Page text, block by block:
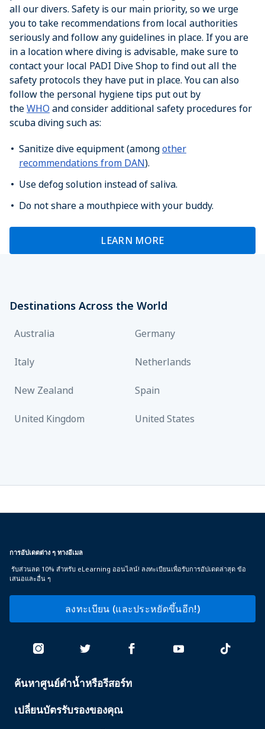
all our divers. Safety is our main priority, so we urge
you to take recommendations from local authorities
seriously and follow any guidelines in place. If you are
in a location where diving is advisable, make sure to
contact your local PADI Dive Shop to find out all the
safety protocols they have put in place. You can also
follow the personal hygiene tips put out by
theWHO and consider additional safety procedures for
scuba diving such as:
Sanitize dive equipment (amongother
recommendations from DAN).
Use defog solution instead of saliva.
Do not share a mouthpiece with your buddy.
LEARN MORE
Destinations Across the World
Australia Germany
Italy Netherlands
New Zealand Spain
United Kingdom United States
การอัปเดตต่าง ๆ ทางอีเมล
รับส่วนลด 10% สำหรับ eLearning ออนไลน์! ลงทะเบียนเพื่อรับการอัปเดตล่าสุด ข้อ
เสนอและอื่น ๆ
ลงทะเบียน (และประหยัดขึ้นอีก!)
PADI
ค้นหาศูนย์ดำน้ำหรือรีสอร์ท
เปลี่ยนบัตรรับรองของคุณ